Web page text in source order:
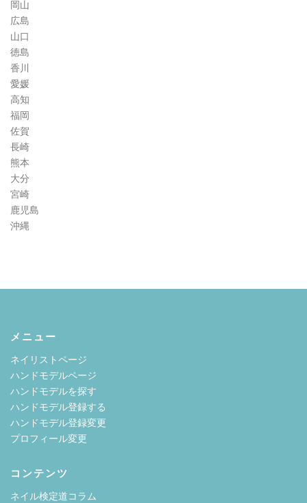
岡山
広島
山口
徳島
香川
愛媛
高知
福岡
佐賀
長崎
熊本
大分
宮崎
鹿児島
沖縄
メニュー
ネイリストページ
ハンドモデルページ
ハンドモデルを探す
ハンドモデル登録する
ハンドモデル登録変更
プロフィール変更
コンテンツ
ネイル検定道コラム